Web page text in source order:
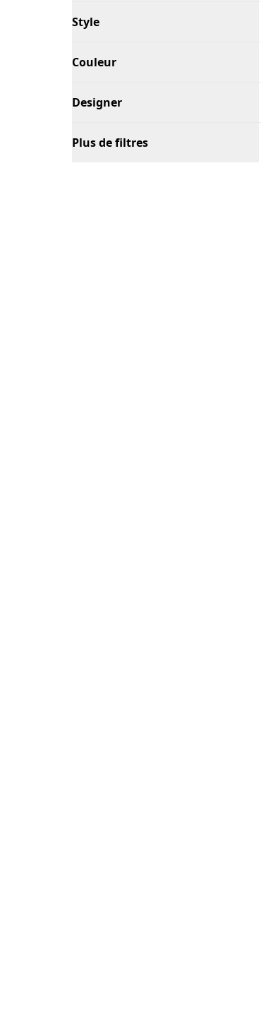
Style
Couleur
Designer
Plus de filtres